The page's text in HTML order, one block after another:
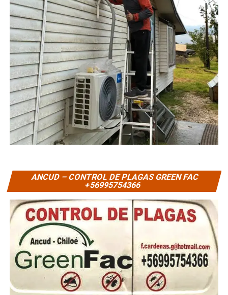
ANCUD – CONTROL DE PLAGAS GREEN FAC
+56995754366